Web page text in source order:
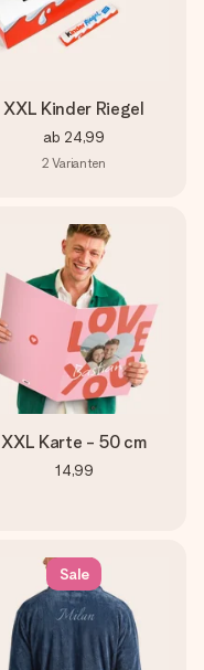
XXL Kinder Riegel
ab 24,99
2 Varianten
XXL Karte - 50 cm
14,99
Sale